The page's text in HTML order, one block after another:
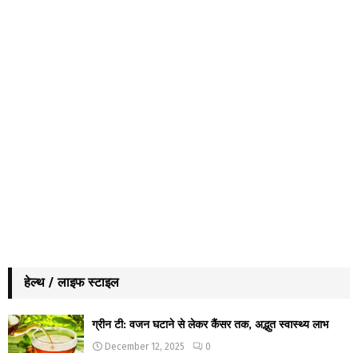
हेल्थ / लाइफ स्टाइल
ग्रीन टी: वजन घटाने से लेकर कैंसर तक, अद्भुत स्वास्थ्य लाभ
December 12, 2025 0